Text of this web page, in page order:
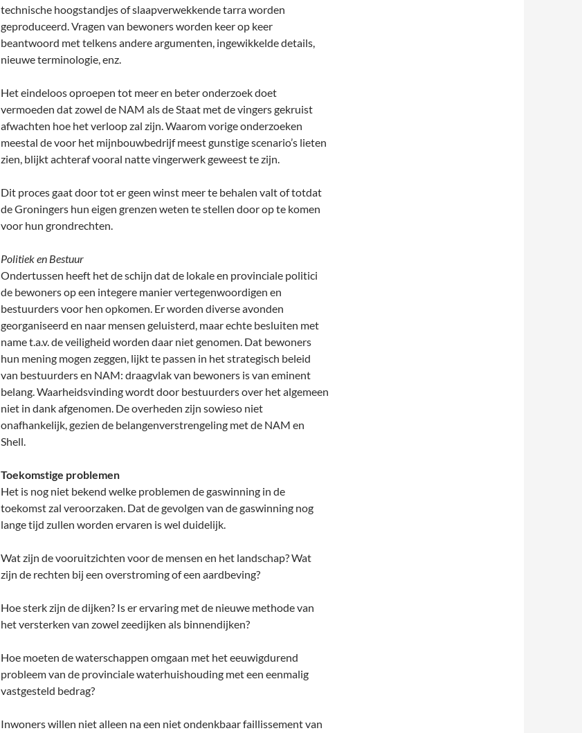
technische hoogstandjes of slaapverwekkende tarra worden
geproduceerd. Vragen van bewoners worden keer op keer
beantwoord met telkens andere argumenten, ingewikkelde details,
nieuwe terminologie, enz.
Het eindeloos oproepen tot meer en beter onderzoek doet
vermoeden dat zowel de NAM als de Staat met de vingers gekruist
afwachten hoe het verloop zal zijn. Waarom vorige onderzoeken
meestal de voor het mijnbouwbedrijf meest gunstige scenario’s lieten
zien, blijkt achteraf vooral natte vingerwerk geweest te zijn.
Dit proces gaat door tot er geen winst meer te behalen valt of totdat
de Groningers hun eigen grenzen weten te stellen door op te komen
voor hun grondrechten.
Politiek en Bestuur
Ondertussen heeft het de schijn dat de lokale en provinciale politici
de bewoners op een integere manier vertegenwoordigen en
bestuurders voor hen opkomen. Er worden diverse avonden
georganiseerd en naar mensen geluisterd, maar echte besluiten met
name t.a.v. de veiligheid worden daar niet genomen. Dat bewoners
hun mening mogen zeggen, lijkt te passen in het strategisch beleid
van bestuurders en NAM: draagvlak van bewoners is van eminent
belang. Waarheidsvinding wordt door bestuurders over het algemeen
niet in dank afgenomen. De overheden zijn sowieso niet
onafhankelijk, gezien de belangenverstrengeling met de NAM en
Shell.
Toekomstige problemen
Het is nog niet bekend welke problemen de gaswinning in de
toekomst zal veroorzaken. Dat de gevolgen van de gaswinning nog
lange tijd zullen worden ervaren is wel duidelijk.
Wat zijn de vooruitzichten voor de mensen en het landschap? Wat
zijn de rechten bij een overstroming of een aardbeving?
Hoe sterk zijn de dijken? Is er ervaring met de nieuwe methode van
het versterken van zowel zeedijken als binnendijken?
Hoe moeten de waterschappen omgaan met het eeuwigdurend
probleem van de provinciale waterhuishouding met een eenmalig
vastgesteld bedrag?
Inwoners willen niet alleen na een niet ondenkbaar faillissement van